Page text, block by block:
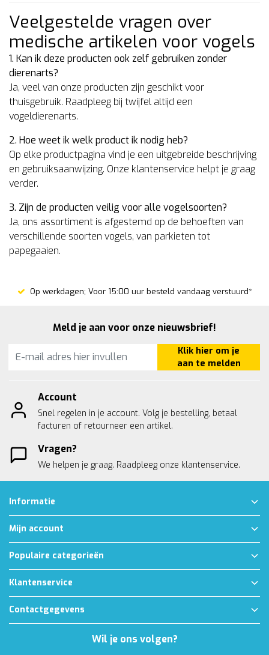
Veelgestelde vragen over
medische artikelen voor vogels
1. Kan ik deze producten ook zelf gebruiken zonder
dierenarts?
Ja, veel van onze producten zijn geschikt voor
thuisgebruik. Raadpleeg bij twijfel altijd een
vogeldierenarts.
2. Hoe weet ik welk product ik nodig heb?
Op elke productpagina vind je een uitgebreide beschrijving
en gebruiksaanwijzing. Onze klantenservice helpt je graag
verder.
3. Zijn de producten veilig voor alle vogelsoorten?
Ja, ons assortiment is afgestemd op de behoeften van
verschillende soorten vogels, van parkieten tot
papegaaien.
Op werkdagen; Voor 15:00 uur besteld vandaag verstuurd*
Meld je aan voor onze nieuwsbrief!
Klik hier om je
aan te melden
Account
Snel regelen in je account. Volg je bestelling, betaal
facturen of retourneer een artikel.
Vragen?
We helpen je graag. Raadpleeg onze klantenservice.
Informatie
Mijn account
Populaire categorieën
Klantenservice
Contactgegevens
Wil je ons volgen?